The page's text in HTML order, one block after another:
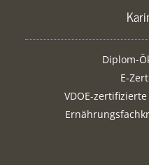
Diplom-
E-
VDOE-